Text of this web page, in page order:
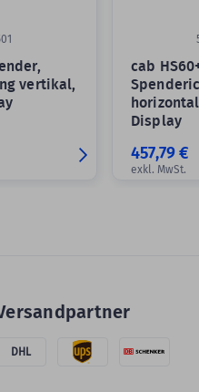
vertikal,
cab
Display
457,79 €
exkl. MwSt.
DHL